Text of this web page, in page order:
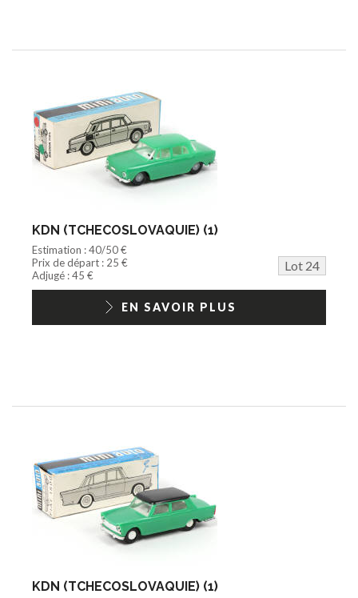
KDN (TCHECOSLOVAQUIE) (1)
Estimation : 40/50 €
Prix de départ : 25 €
Lot 24
Adjugé : 45 €
EN SAVOIR PLUS
KDN (TCHECOSLOVAQUIE) (1)